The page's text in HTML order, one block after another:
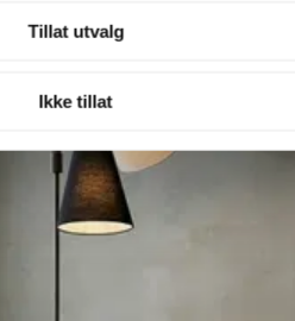
Tillat utvalg
Ikke tillat